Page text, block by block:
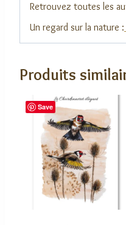
Retrouvez toutes les
Un regard sur la nature :
Produits
Save